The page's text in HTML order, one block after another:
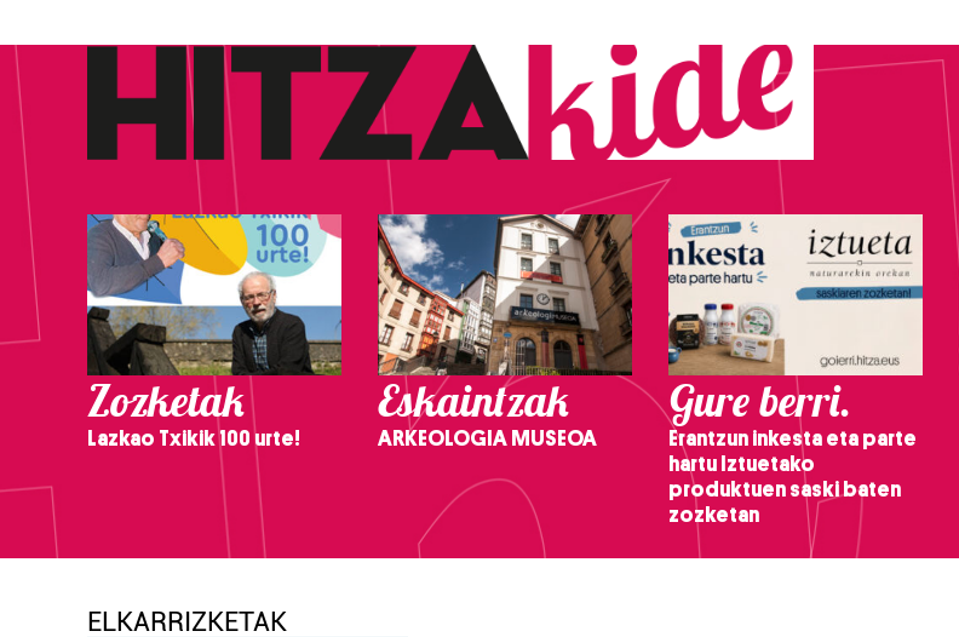
Zozketak
Lazkao Txikik 100 urte!
Eskaintzak
ARKEOLOGIA MUSEOA
Gure berri.
Erantzun inkesta eta parte
hartu Iztuetako
produktuen saski baten
zozketan
ELKARRIZKETAK